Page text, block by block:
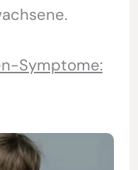
Symptome: